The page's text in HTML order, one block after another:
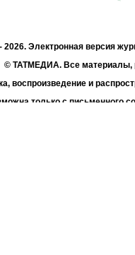
2026. Электронная версия
© ТАТМЕДИА. Все материалы,
воспроизведение и
только с